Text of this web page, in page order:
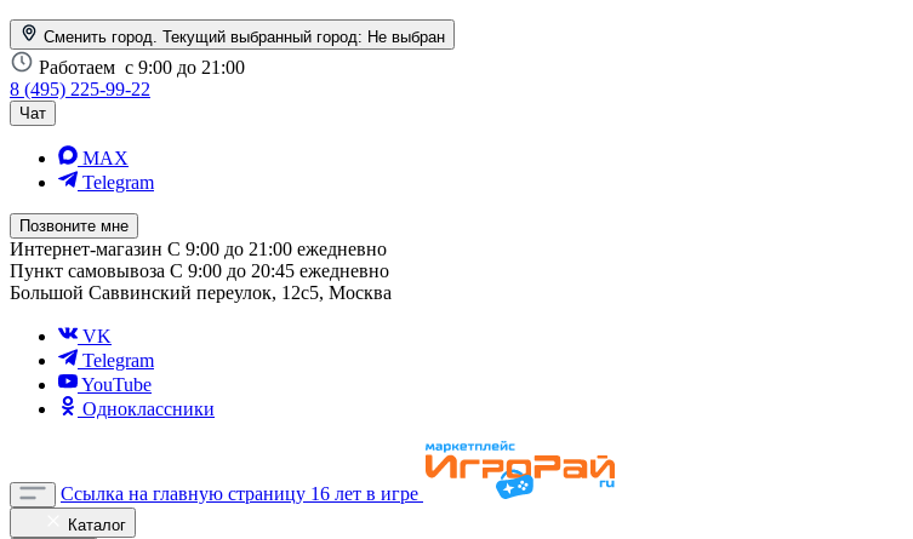
Сменить город. Текущий выбранный город: Не выбран
Работаем с 9:00 до 21:00
8 (495) 225-99-22
Чат
MAX
Telegram
Позвоните мне
Интернет-магазин С 9:00 до 21:00 ежедневно
Пункт самовывоза С 9:00 до 20:45 ежедневно
Большой Саввинский переулок, 12с5, Москва
VK
Telegram
YouTube
Одноклассники
Ссылка на главную страницу 16 лет в игре
Каталог